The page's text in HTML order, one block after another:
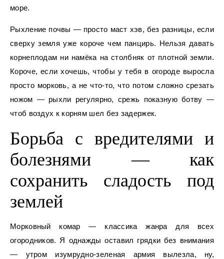
море.
Рыхление почвы — просто маст хэв, без разницы, если
сверху земля уже короче чем панцирь. Нельзя давать
корнеплодам ни намёка на столбняк от плотной земли.
Короче, если хочешь, чтобы у тебя в огороде выросла
просто морковь, а не что-то, что потом сложно срезать
ножом — рыхли регулярно, срежь показную ботву —
чтоб воздух к корням шел без задержек.
Борьба с вредителями и
болезнями — как
сохранить сладость под
землей
Морковный комар — классика жанра для всех
огородников. Я однажды оставил грядки без внимания
— утром изумрудно-зеленая армия вылезла, ну,